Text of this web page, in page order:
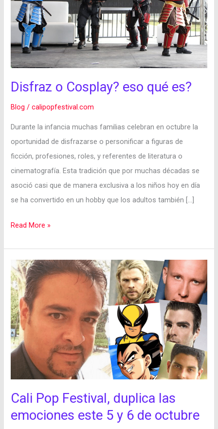
Disfraz o Cosplay? eso qué es?
Blog /calipopfestival.com
Durante la infancia muchas familias celebran en octubre la
oportunidad de disfrazarse o personificar a figuras de
ficción, profesiones, roles, y referentes de literatura o
cinematografía. Esta tradición que por muchas décadas se
asoció casi que de manera exclusiva a los niños hoy en día
se ha convertido en un hobby que los adultos también […]
qué
es?
Read More »
Cali Pop Festival, duplica las
emociones este 5 y 6 de octubre
Cali
Pop
Festival,
duplica
las
emociones
este
6
de